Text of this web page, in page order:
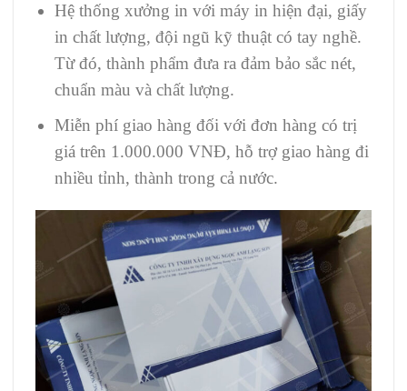
Hệ thống xưởng in với máy in hiện đại, giấy
in chất lượng, đội ngũ kỹ thuật có tay nghề.
Từ đó, thành phẩm đưa ra đảm bảo sắc nét,
chuẩn màu và chất lượng.
Miễn phí giao hàng đối với đơn hàng có trị
giá trên 1.000.000 VNĐ, hỗ trợ giao hàng đi
nhiều tỉnh, thành trong cả nước.